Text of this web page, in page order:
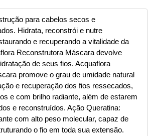
para cabelos secos e
Hidrata, reconstrói e nutre
e recuperando a vitalidade da
Reconstrutora Máscara devolve
de seus fios. Acquaflora
promove o grau de umidade natural
e recuperação dos fios ressecados,
e com brilho radiante, além de estarem
e reconstruídos. Ação Queratina:
com alto peso molecular, capaz de
o fio em toda sua extensão.